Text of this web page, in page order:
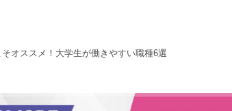
オススメ！大学生が働きやすい職種6選